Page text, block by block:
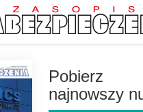
Pobierz
najnowszy